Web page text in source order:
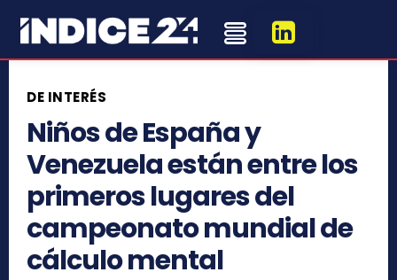
DE INTERÉS
Niños de España y
Venezuela están entre los
primeros lugares del
campeonato mundial de
cálculo mental